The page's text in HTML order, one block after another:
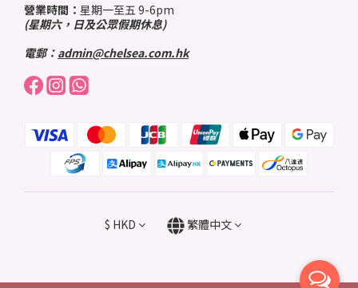
營業時間： 星期一至五 9-6pm
(星期六，日及公眾假期休息)
電郵： admin@chelsea.com.hk
$ HKD 繁體中文